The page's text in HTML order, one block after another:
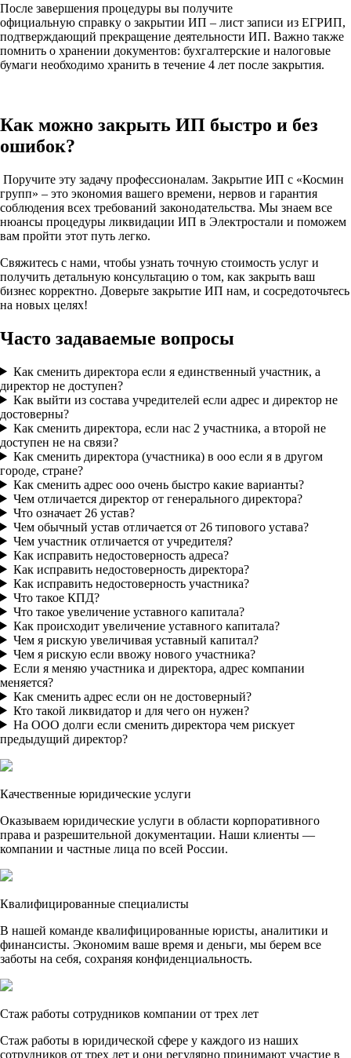
После завершения процедуры вы получите
официальную справку о закрытии ИП – лист записи из ЕГРИП,
подтверждающий прекращение деятельности ИП. Важно также
помнить о хранении документов: бухгалтерские и налоговые
бумаги необходимо хранить в течение 4 лет после закрытия.
Как можно закрыть ИП быстро и без
ошибок?
Поручите эту задачу профессионалам. Закрытие ИП с «Космин
групп» – это экономия вашего времени, нервов и гарантия
соблюдения всех требований законодательства. Мы знаем все
нюансы процедуры ликвидации ИП в Электростали и поможем
вам пройти этот путь легко.
Свяжитесь с нами, чтобы узнать точную стоимость услуг и
получить детальную консультацию о том, как закрыть ваш
бизнес корректно. Доверьте закрытие ИП нам, и сосредоточьтесь
на новых целях!
Часто задаваемые вопросы
Как сменить директора если я единственный участник, а
директор не доступен?
Как выйти из состава учредителей если адрес и директор не
достоверны?
Как сменить директора, если нас 2 участника, а второй не
доступен не на связи?
Как сменить директора (участника) в ооо если я в другом
городе, стране?
Как сменить адрес ооо очень быстро какие варианты?
Чем отличается директор от генерального директора?
Что означает 26 устав?
Чем обычный устав отличается от 26 типового устава?
Чем участник отличается от учредителя?
Как исправить недостоверность адреса?
Как исправить недостоверность директора?
Как исправить недостоверность участника?
Что такое КПД?
Что такое увеличение уставного капитала?
Как происходит увеличение уставного капитала?
Чем я рискую увеличивая уставный капитал?
Чем я рискую если ввожу нового участника?
Если я меняю участника и директора, адрес компании
меняется?
Как сменить адрес если он не достоверный?
Кто такой ликвидатор и для чего он нужен?
На ООО долги если сменить директора чем рискует
предыдущий директор?
Качественные юридические услуги
Оказываем юридические услуги в области корпоративного
права и разрешительной документации. Наши клиенты —
компании и частные лица по всей России.
Квалифицированные специалисты
В нашей команде квалифицированные юристы, аналитики и
финансисты. Экономим ваше время и деньги, мы берем все
заботы на себя, сохраняя конфиденциальность.
Стаж работы сотрудников компании от трех лет
Стаж работы в юридической сфере у каждого из наших
сотрудников от трех лет и они регулярно принимают участие в